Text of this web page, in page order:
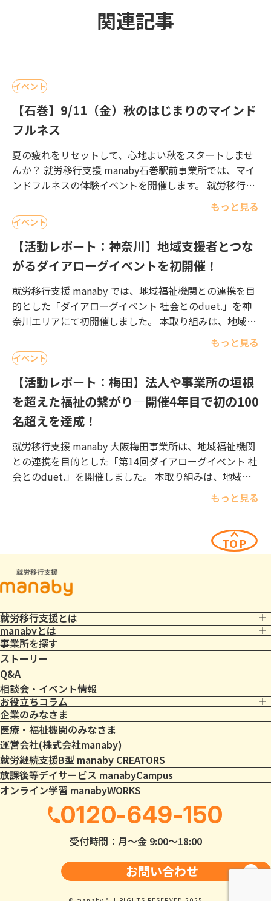
関連記事
イベント
【石巻】9/11（金）秋のはじまりのマインド
フルネス
夏の疲れをリセットして、心地よい秋をスタートしませ
んか？ 就労移行支援 manaby石巻駅前事業所では、マイ
ンドフルネスの体験イベントを開催します。 就労移行支
援に興味のある方、ご家族さま支援者さまの参加も歓迎
です。どう […]
もっと見る
イベント
【活動レポート：神奈川】地域支援者とつな
がるダイアローグイベントを初開催！
就労移行支援 manaby では、地域福祉機関との連携を目
的とした「ダイアローグイベント 社会とのduet.」を神
奈川エリアにて初開催しました。 本取り組みは、地域や
組織の枠組みを超えて福祉に携わる人々が繋がり、知見
や情 […]
もっと見る
イベント
【活動レポート：梅田】法人や事業所の垣根
を超えた福祉の繋がり―開催4年目で初の100
名超えを達成！
就労移行支援 manaby 大阪梅田事業所は、地域福祉機関
との連携を目的とした「第14回ダイアローグイベント 社
会とのduet.」を開催しました。 本取り組みは、地域や
組織の枠組みを超えて福祉に携わる人々が繋がり、知見
もっと見る
就労移行支援とは
manabyとは
事業所を探す
ストーリー
Q&A
相談会・イベント情報
お役立ちコラム
企業のみなさま
医療・福祉機関のみなさま
運営会社(株式会社manaby)
就労継続支援B型 manaby CREATORS
放課後等デイサービス manabyCampus
オンライン学習 manabyWORKS
0120-649-150
受付時間：月〜金 9:00〜18:00
お問い合わせ
TOP